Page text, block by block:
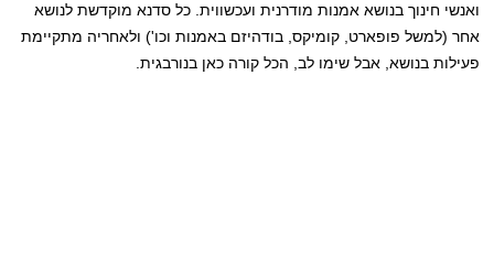
ואנשי חינוך בנושא אמנות מודרנית ועכשווית. כל סדנא מוקדשת לנושא
אחר (למשל פופארט, קומיקס, בודהיזם באמנות וכו') ולאחריה מתקיימת
פעילות בנושא, אבל שימו לב, הכל קורה כאן בנורבגית.